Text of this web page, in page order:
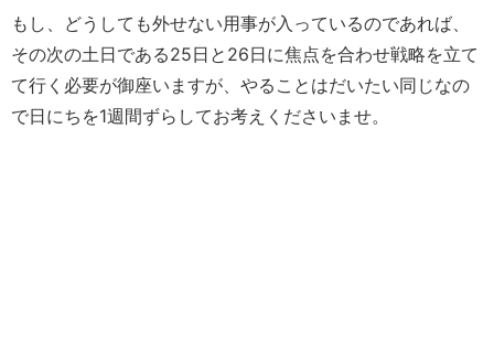
もし、どうしても外せない用事が入っているのであれば、
その次の土日である25日と26日に焦点を合わせ戦略を立て
て行く必要が御座いますが、やることはだいたい同じなの
で日にちを1週間ずらしてお考えくださいませ。